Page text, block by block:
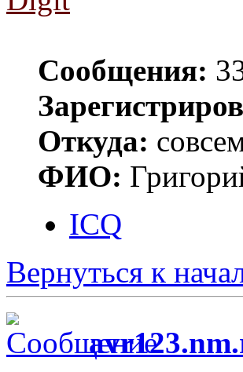
Сообщения:
Откуда:
ФИО:
ICQ
Вернуться к